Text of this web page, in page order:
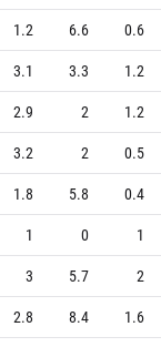
1.2 6.6
0.6
3.1 3.3
1.2
2.9 2
1.2
3.2 2
0.5
1.8 5.8
0.4
1 0
1
3 5.7
2
2.8 8.4
1.6